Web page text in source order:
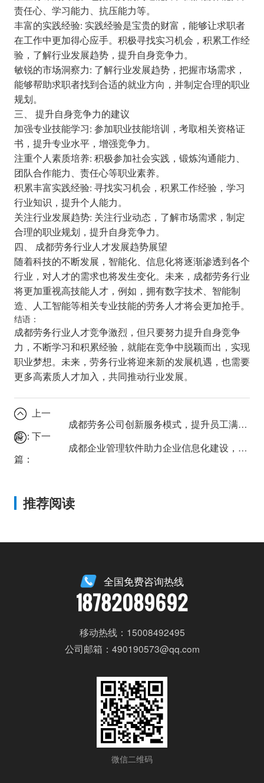
责任心、学习能力、抗压能力等。
丰富的实践经验: 实践经验是宝贵的财富，能够让求职者
在工作中更加得心应手。积极寻找实习机会，积累工作经
验，了解行业发展趋势，提升自身竞争力。
敏锐的市场洞察力: 了解行业发展趋势，把握市场需求，
能够帮助求职者找到合适的就业方向，并制定合理的职业
规划。
三、 提升自身竞争力的建议
加强专业技能学习: 参加职业技能培训，考取相关资格证
书，提升专业水平，增强竞争力。
注重个人素质培养: 积极参加社会实践，锻炼沟通能力、
团队合作能力、责任心等职业素养。
积累丰富实践经验: 寻找实习机会，积累工作经验，学习
行业知识，提升个人能力。
关注行业发展趋势: 关注行业动态，了解市场需求，制定
合理的职业规划，提升自身竞争力。
四、 成都劳务行业人才发展趋势展望
随着科技的不断发展，智能化、信息化将逐渐渗透到各个
行业，对人才的需求也将发生变化。未来，成都劳务行业
将更加重视高技能人才，例如，拥有数字技术、智能制
造、人工智能等相关专业技能的劳务人才将会更加抢手。
结语：
成都劳务行业人才竞争激烈，但只要努力提升自身竞争
力，不断学习和积累经验，就能在竞争中脱颖而出，实现
职业梦想。未来，劳务行业将迎来新的发展机遇，也需要
更多高素质人才加入，共同推动行业发展。
上一
篇：
成都劳务公司创新服务模式，提升员工满意度
下一
篇：
成都企业管理软件助力企业信息化建设，提升管理效率
推荐阅读
全国免费咨询热线
18782089692
移动热线：15008492495
公司邮箱：490190573@qq.com
微信二维码